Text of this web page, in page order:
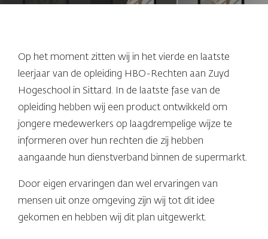
Op het moment zitten wij in het vierde en laatste
leerjaar van de opleiding HBO-Rechten aan Zuyd
Hogeschool in Sittard. In de laatste fase van de
opleiding hebben wij een product ontwikkeld om
jongere medewerkers op laagdrempelige wijze te
informeren over hun rechten die zij hebben
aangaande hun dienstverband binnen de supermarkt.
Door eigen ervaringen dan wel ervaringen van
mensen uit onze omgeving zijn wij tot dit idee
gekomen en hebben wij dit plan uitgewerkt.